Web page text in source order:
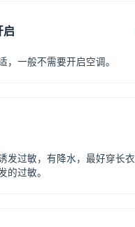
启
，一般不需要开启空调。
发过敏，有降水，最好穿长
的过敏。